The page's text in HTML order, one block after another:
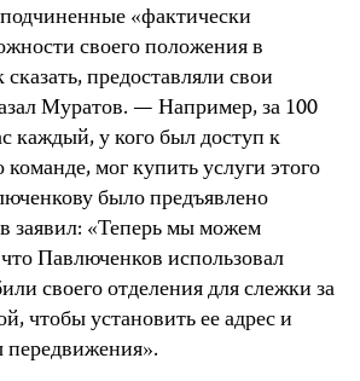
«фактически
своего положения в
предоставляли свои
Муратов. — Например, за 100
у кого был доступ к
мог купить услуги этого
было предъявлено
заявил: «Теперь мы можем
Павлюченков использовал
своего отделения для слежки за
чтобы установить ее адрес и